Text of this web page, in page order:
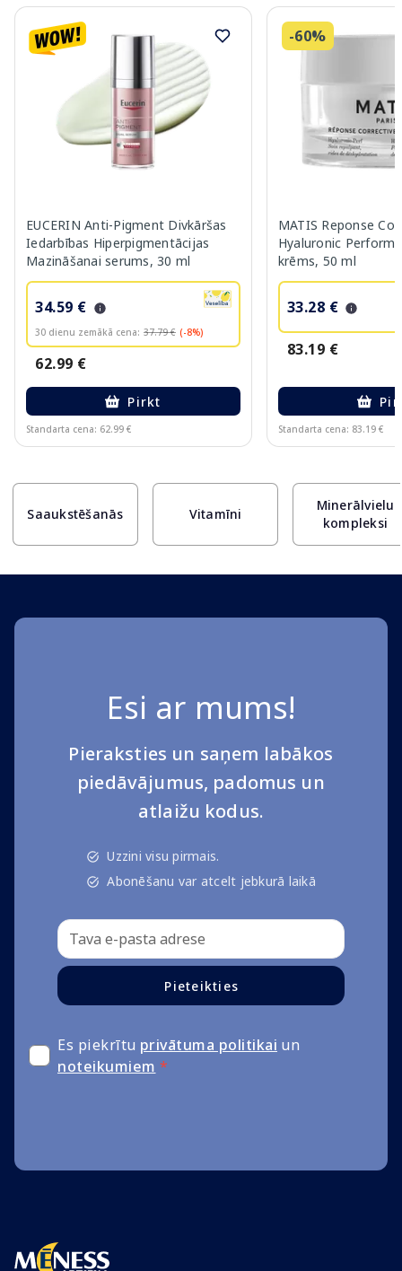
EUCERIN Anti-Pigment Divkāršas
Iedarbības Hiperpigmentācijas
Mazināšanai serums, 30 ml
34.59 €
30 dienu zemākā cena: 37.79 € (-8%)
62.99 €
Pirkt
Standarta cena: 62.99 €
-60%
MATIS Reponse
Hyaluronic
krēms, 50 ml
33.28 €
83.19 €
Standarta cena: 83.19 €
Saaukstēšanās Vitamīni
Minerālvielu
kompleksi
Esi ar mums!
Pieraksties un saņem labākos
piedāvājumus, padomus un
atlaižu kodus.
Uzzini visu pirmais.
Abonēšanu var atcelt jebkurā laikā
Pieteikties
Es piekrītu privātuma politikai un
noteikumiem *